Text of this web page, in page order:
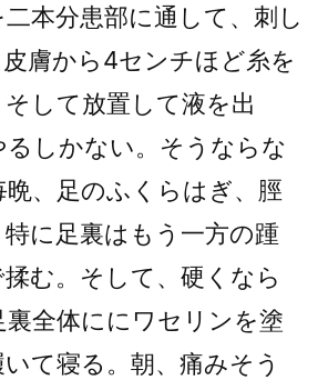
本分患部に通して、刺し
膚から4センチほど糸を
して放置して液を出
しかない。そうならな
、足のふくらはぎ、脛
に足裏はもう一方の踵
む。そして、硬くなら
全体ににワセリンを塗
て寝る。朝、痛みそう